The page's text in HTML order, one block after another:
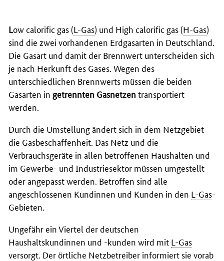
Low calorific gas(L-Gas) und High calorific gas(H-Gas)
sind die zwei vorhandenen Erdgasarten in Deutschland.
Die Gasart und damit der Brennwert unterscheiden sich
je nach Herkunft des Gases. Wegen des
unterschiedlichen Brennwerts müssen die beiden
Gasarten in getrennten Gasnetzen transportiert
werden.
Durch die Umstellung ändert sich in dem Netzgebiet
die Gasbeschaffenheit. Das Netz und die
Verbrauchsgeräte in allen betroffenen Haushalten und
im Gewerbe- und Industriesektor müssen umgestellt
oder angepasst werden. Betroffen sind alle
angeschlossenen Kundinnen und Kunden in den L-Gas-
Gebieten.
Ungefähr ein Viertel der deutschen
Haushaltskundinnen und -kunden wird mit L-Gas
versorgt. Der örtliche Netzbetreiber informiert sie vorab